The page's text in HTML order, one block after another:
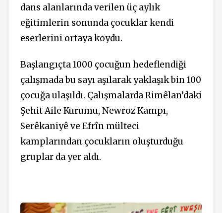
dans alanlarında verilen üç aylık
eğitimlerin sonunda çocuklar kendi
eserlerini ortaya koydu.
Başlangıçta 1000 çocuğun hedeflendiği
çalışmada bu sayı aşılarak yaklaşık bin 100
çocuğa ulaşıldı. Çalışmalarda Rimêlan’daki
Şehit Aile Kurumu, Newroz Kampı,
Serêkaniyê ve Efrîn mülteci
kamplarından çocukların oluşturduğu
gruplar da yer aldı.